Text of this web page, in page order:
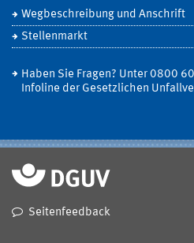
Wegbeschreibung und Anschrift
Stellenmarkt
Haben Sie Fragen? Unter 0800
Infoline der Gesetzlichen
Seitenfeedback